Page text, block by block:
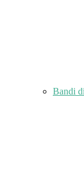
Bandi